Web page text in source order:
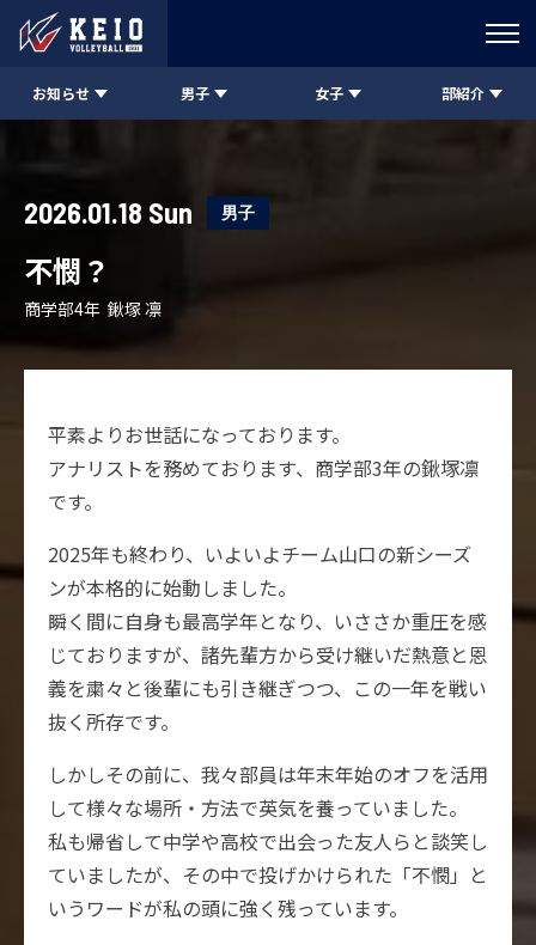
お知らせ 男子 女子 部紹介
2026.01.18 Sun 男子
不憫？
商学部4年 鍬塚 凛
平素よりお世話になっております。
アナリストを務めております、商学部3年の鍬塚凛
です。
2025年も終わり、いよいよチーム山口の新シーズ
ンが本格的に始動しました。
瞬く間に自身も最高学年となり、いささか重圧を感
じておりますが、諸先輩方から受け継いだ熱意と恩
義を粛々と後輩にも引き継ぎつつ、この一年を戦い
抜く所存です。
しかしその前に、我々部員は年末年始のオフを活用
して様々な場所・方法で英気を養っていました。
私も帰省して中学や高校で出会った友人らと談笑し
ていましたが、その中で投げかけられた「不憫」と
いうワードが私の頭に強く残っています。